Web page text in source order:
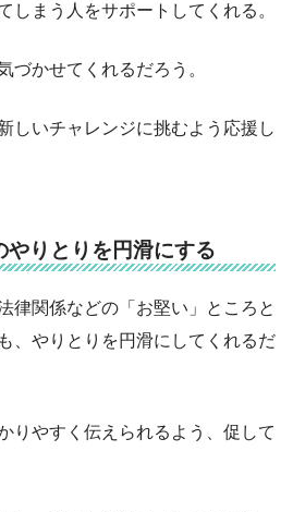
しまう人をサポートしてくれる。
づかせてくれるだろう。
しいチャレンジに挑むよう応援し
やりとりを円滑にする
律関係などの「お堅い」ところと
、やりとりを円滑にしてくれるだ
りやすく伝えられるよう、促して